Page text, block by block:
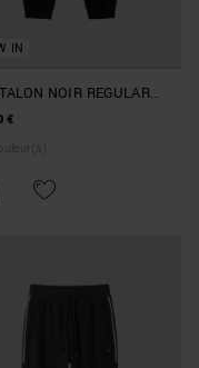
IN
NOIR REGULAR
RUBAN LATÉRAL ET
€